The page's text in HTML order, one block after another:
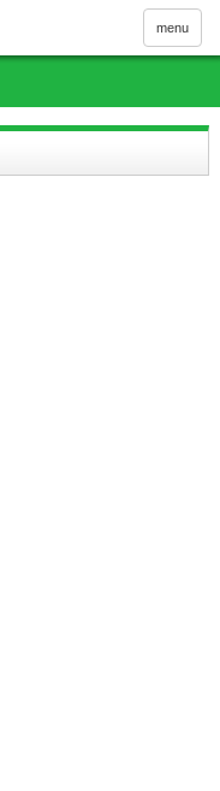
menu